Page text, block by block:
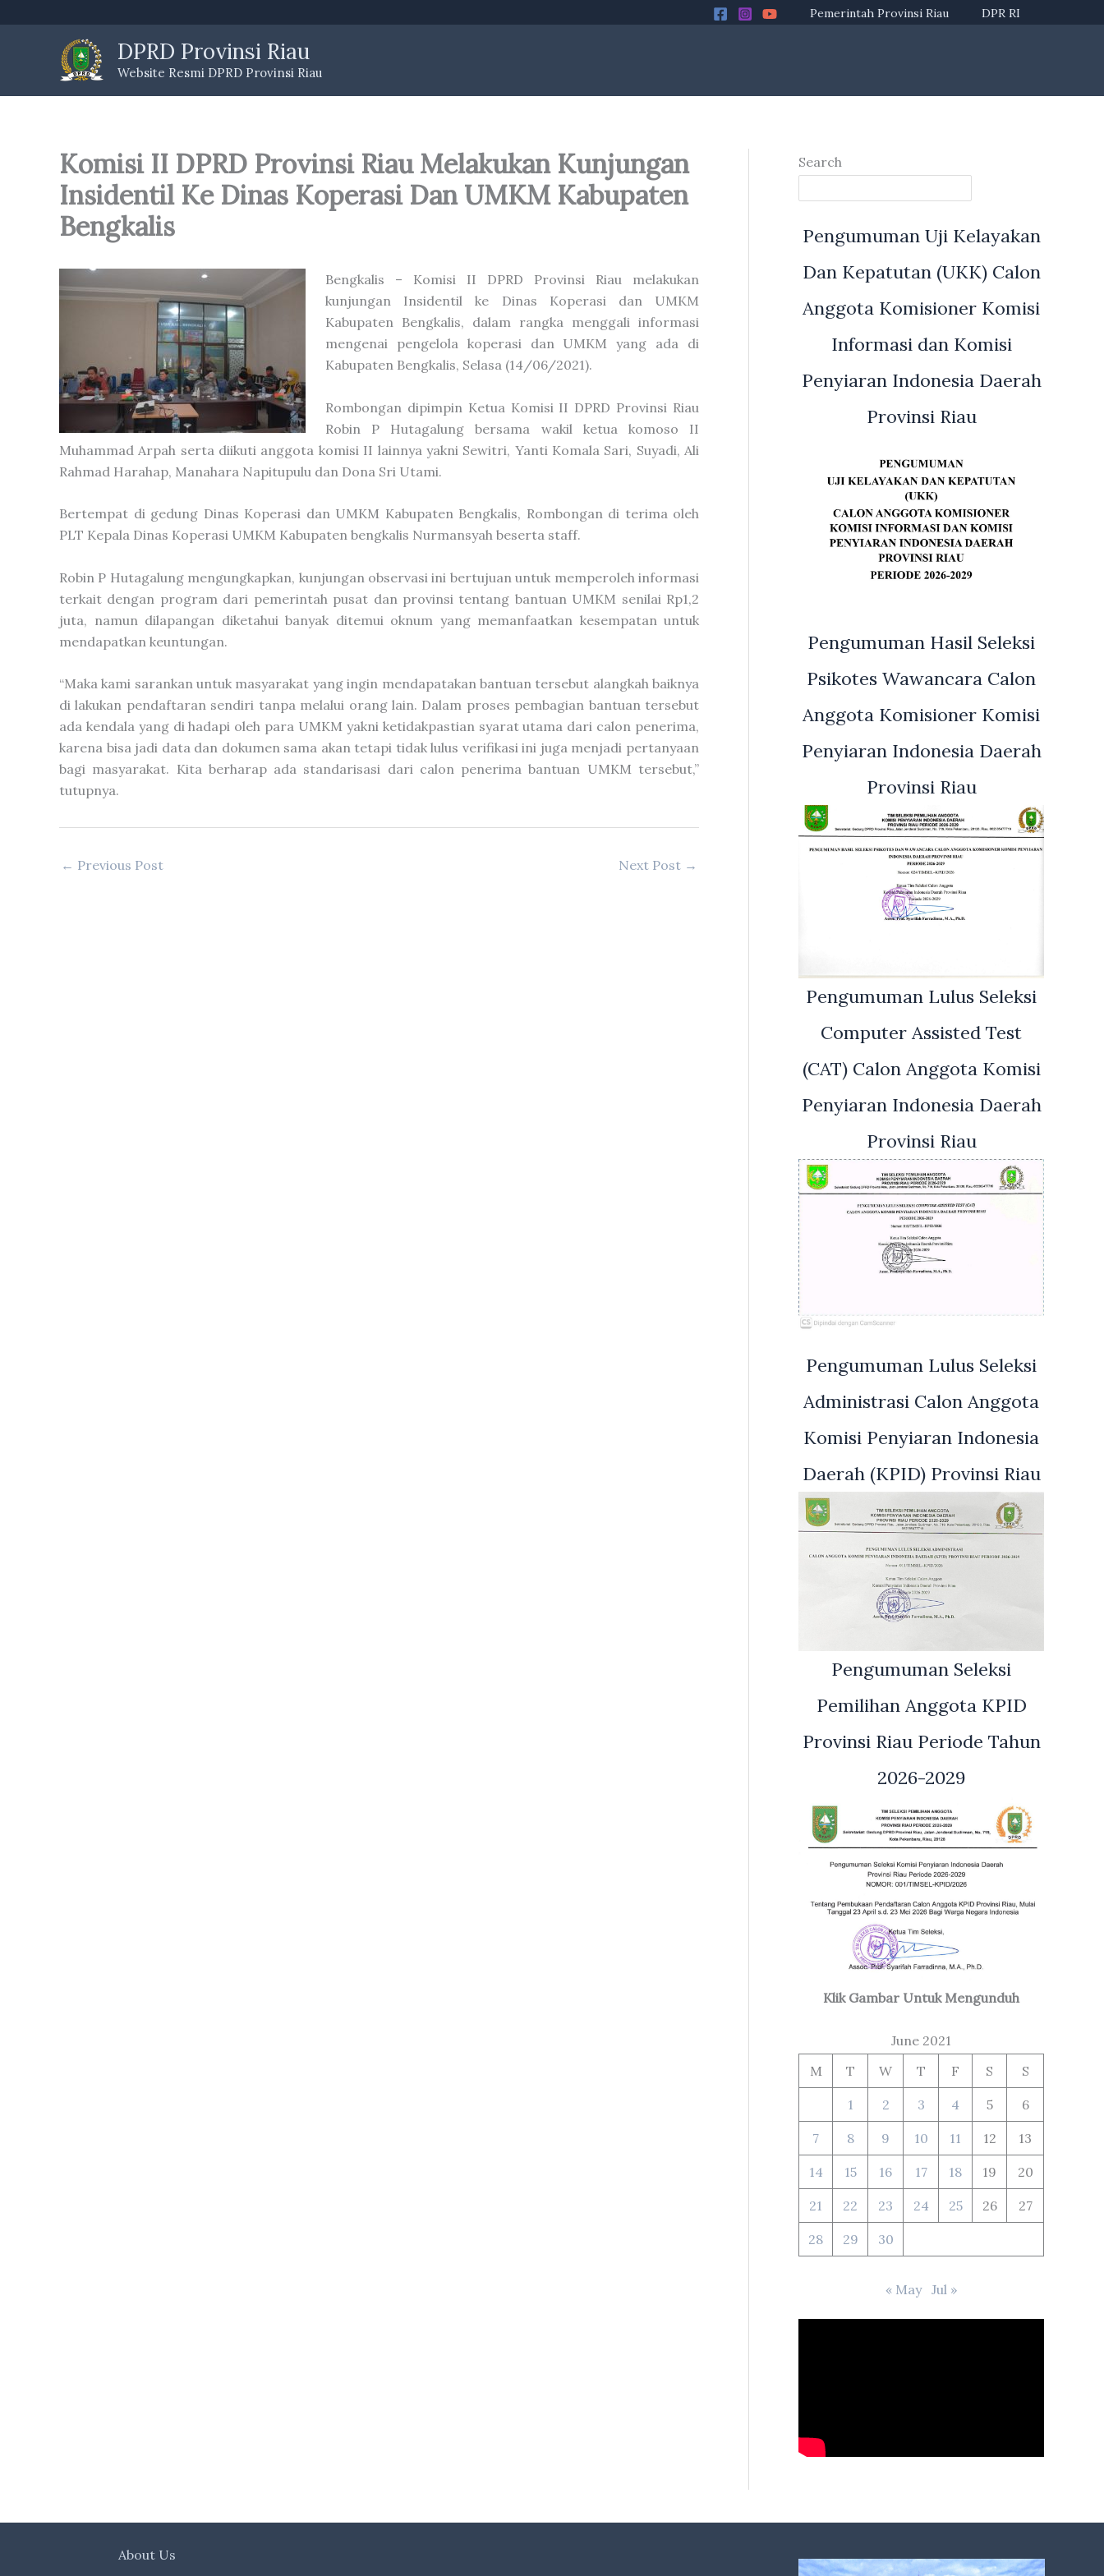
Pemerintah Provinsi Riau DPR RI
DPRD Provinsi Riau
Website Resmi DPRD Provinsi Riau
Komisi II DPRD Provinsi Riau Melakukan Kunjungan
Insidentil Ke Dinas Koperasi Dan UMKM Kabupaten
Bengkalis
Bengkalis – Komisi II DPRD Provinsi Riau melakukan
kunjungan Insidentil ke Dinas Koperasi dan UMKM
Kabupaten Bengkalis, dalam rangka menggali informasi
mengenai pengelola koperasi dan UMKM yang ada di
Kabupaten Bengkalis, Selasa (14/06/2021).
Rombongan dipimpin Ketua Komisi II DPRD Provinsi Riau
Robin P Hutagalung bersama wakil ketua komoso II
Muhammad Arpah serta diikuti anggota komisi II lainnya yakni Sewitri, Yanti Komala Sari, Suyadi, Ali
Rahmad Harahap, Manahara Napitupulu dan Dona Sri Utami.
Bertempat di gedung Dinas Koperasi dan UMKM Kabupaten Bengkalis, Rombongan di terima oleh
PLT Kepala Dinas Koperasi UMKM Kabupaten bengkalis Nurmansyah beserta staff.
Robin P Hutagalung mengungkapkan, kunjungan observasi ini bertujuan untuk memperoleh informasi
terkait dengan program dari pemerintah pusat dan provinsi tentang bantuan UMKM senilai Rp1,2
juta, namun dilapangan diketahui banyak ditemui oknum yang memanfaatkan kesempatan untuk
mendapatkan keuntungan.
“Maka kami sarankan untuk masyarakat yang ingin mendapatakan bantuan tersebut alangkah baiknya
di lakukan pendaftaran sendiri tanpa melalui orang lain. Dalam proses pembagian bantuan tersebut
ada kendala yang di hadapi oleh para UMKM yakni ketidakpastian syarat utama dari calon penerima,
karena bisa jadi data dan dokumen sama akan tetapi tidak lulus verifikasi ini juga menjadi pertanyaan
bagi masyarakat. Kita berharap ada standarisasi dari calon penerima bantuan UMKM tersebut,”
tutupnya.
← Previous Post Next Post →
Search
Pengumuman Uji Kelayakan
Dan Kepatutan (UKK) Calon
Anggota Komisioner Komisi
Informasi dan Komisi
Penyiaran Indonesia Daerah
Provinsi Riau
Pengumuman Hasil Seleksi
Psikotes Wawancara Calon
Anggota Komisioner Komisi
Penyiaran Indonesia Daerah
Provinsi Riau
Pengumuman Lulus Seleksi
Computer Assisted Test
(CAT) Calon Anggota Komisi
Penyiaran Indonesia Daerah
Provinsi Riau
Pengumuman Lulus Seleksi
Administrasi Calon Anggota
Komisi Penyiaran Indonesia
Daerah (KPID) Provinsi Riau
Pengumuman Seleksi
Pemilihan Anggota KPID
Provinsi Riau Periode Tahun
2026-2029
Klik Gambar Untuk Mengunduh
June 2021
M
T W T F S S
1 2 3 4 5 6
7 8 9 10 11 12 13
14 15 16 17 18 19 20
21 22 23 24 25 26 27
28 29 30
« May Jul »
About Us